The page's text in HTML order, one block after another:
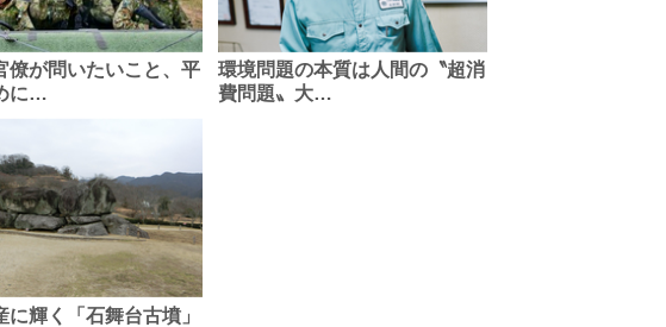
僚が問いたいこと、平
に…
環境問題の本質は人間の〝超消
費問題〟大…
に輝く「石舞台古墳」